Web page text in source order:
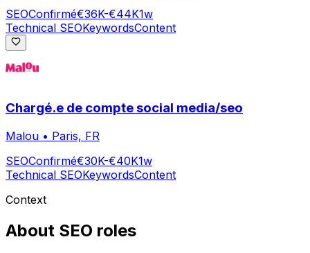
SEOConfirmé€36K-€44K1w
Technical SEOKeywordsContent
Chargé.e de compte social media/seo
Malou • Paris, FR
SEOConfirmé€30K-€40K1w
Technical SEOKeywordsContent
Context
About SEO roles